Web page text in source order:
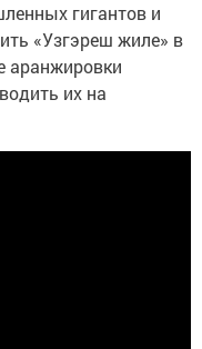
гигантов и
«Узгэреш жиле» в
аранжировки
их на